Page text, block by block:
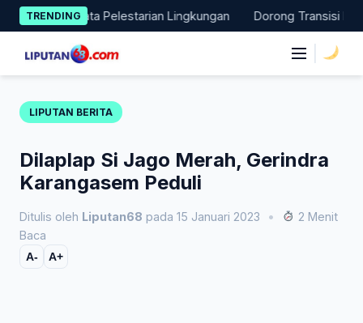
Skip
to
content
TRENDING
Aksi Nyata Pelestarian Lingkungan Dorong Transisi Energi
LIPUTAN BERITA
Dilaplap Si Jago Merah, Gerindra
Karangasem Peduli
Ditulis oleh Liputan68 pada 15 Januari 2023 •
2 Menit
Baca
A- A+